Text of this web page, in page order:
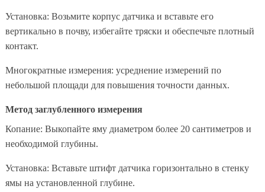
Установка: Возьмите корпус датчика и вставьте его
вертикально в почву, избегайте тряски и обеспечьте плотный
контакт.
Многократные измерения: усреднение измерений по
небольшой площади для повышения точности данных.
Метод заглубленного измерения
Копание: Выкопайте яму диаметром более 20 сантиметров и
необходимой глубины.
Установка: Вставьте штифт датчика горизонтально в стенку
ямы на установленной глубине.